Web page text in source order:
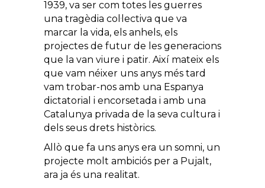
1939, va ser com totes les guerres
una tragèdia col·lectiva que va
marcar la vida, els anhels, els
projectes de futur de les generacions
que la van viure i patir. Així mateix els
que vam néixer uns anys més tard
vam trobar-nos amb una Espanya
dictatorial i encorsetada i amb una
Catalunya privada de la seva cultura i
dels seus drets històrics.
Allò que fa uns anys era un somni, un
projecte molt ambiciós per a Pujalt,
ara ja és una realitat.